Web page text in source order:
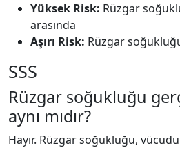
Yüksek Risk: Rüzgar
arasında
Aşırı Risk: Rüzgar
SSS
Rüzgar soğukluğu
aynı mıdır?
Hayır. Rüzgar soğukluğu,